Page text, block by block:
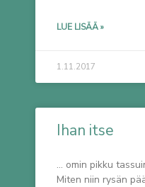
LUE LISÄÄ »
1.11.2017
Ihan itse
… omin pikku
Miten niin rysän